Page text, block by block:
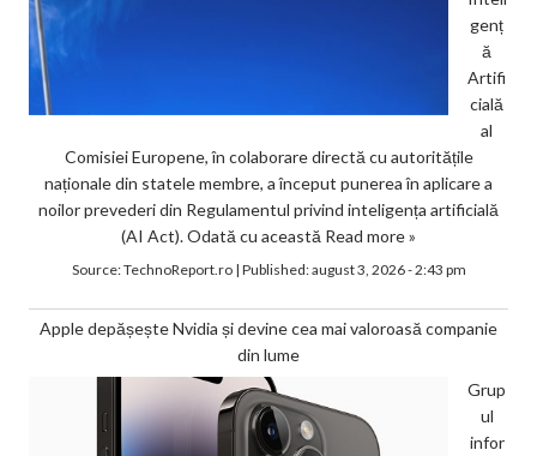
genț
ă
Artifi
cială
al
Comisiei Europene, în colaborare directă cu autoritățile
naționale din statele membre, a început punerea în aplicare a
noilor prevederi din Regulamentul privind inteligența artificială
(AI Act). Odată cu această Read more »
Source:TechnoReport.ro| Published:august 3, 2026 - 2:43 pm
Apple depășește Nvidia și devine cea mai valoroasă companie
din lume
Grup
ul
infor